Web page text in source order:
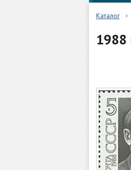
Каталог
1988